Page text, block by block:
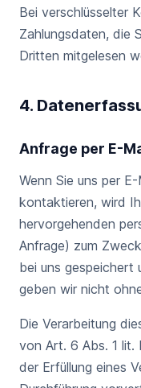
Bei verschlüsselter
Zahlungsdaten, die
Dritten mitgelesen
4.
Anfrage per E-
Wenn Sie uns per
kontaktieren, wird
hervorgehenden
Anfrage) zum
bei uns gespeichert
geben wir nicht
Die Verarbeitung
von Art. 6 Abs. 1 lit.
der Erfüllung eines